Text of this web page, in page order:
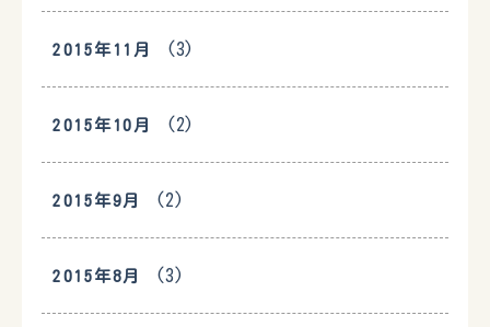
2015年11月 (3)
2015年10月 (2)
2015年9月 (2)
2015年8月 (3)